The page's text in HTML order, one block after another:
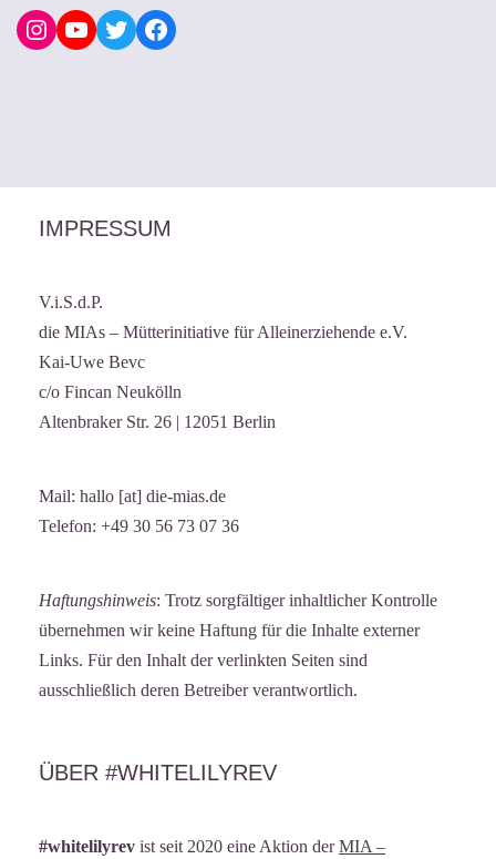
IMPRESSUM
V.i.S.d.P.
die MIAs – Mütterinitiative für Alleinerziehende e.V.
Kai-Uwe Bevc
c/o Fincan Neukölln
Altenbraker Str. 26 | 12051 Berlin
Mail: hallo [at] die-mias.de
Telefon: +49 30 56 73 07 36
Haftungshinweis: Trotz sorgfältiger inhaltlicher Kontrolle
übernehmen wir keine Haftung für die Inhalte externer
Links. Für den Inhalt der verlinkten Seiten sind
ausschließlich deren Betreiber verantwortlich.
ÜBER #WHITELILYREV
#whitelilyrev ist seit 2020 eine Aktion derMIA –